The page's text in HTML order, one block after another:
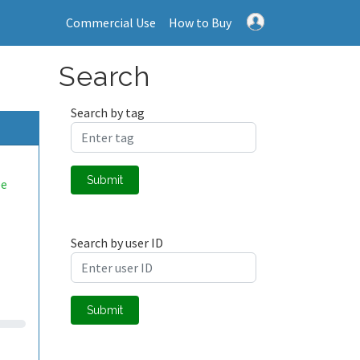
Commercial Use How to Buy
Search
Search by tag
Submit
Search by user ID
Submit